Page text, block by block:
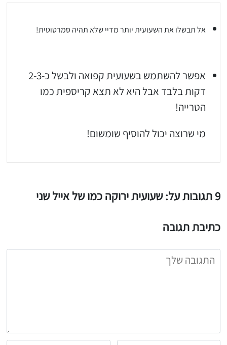
אותי באינסטגרם
אל תבשלו את השעועית יותר מדיי שלא תהיה סמרטוטית!
אפשר להשתמש בשעועית קפואה ולבשל כ-2-3
דקות בלבד אבל היא לא תצא קריספית כמו
הטרייה!
מי שרוצה יכול להוסיף שומשום!
9 תגובות על: שעועית ירוקה כמו של אייל שני
כתיבת תגובה